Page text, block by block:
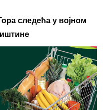
следећа у војном